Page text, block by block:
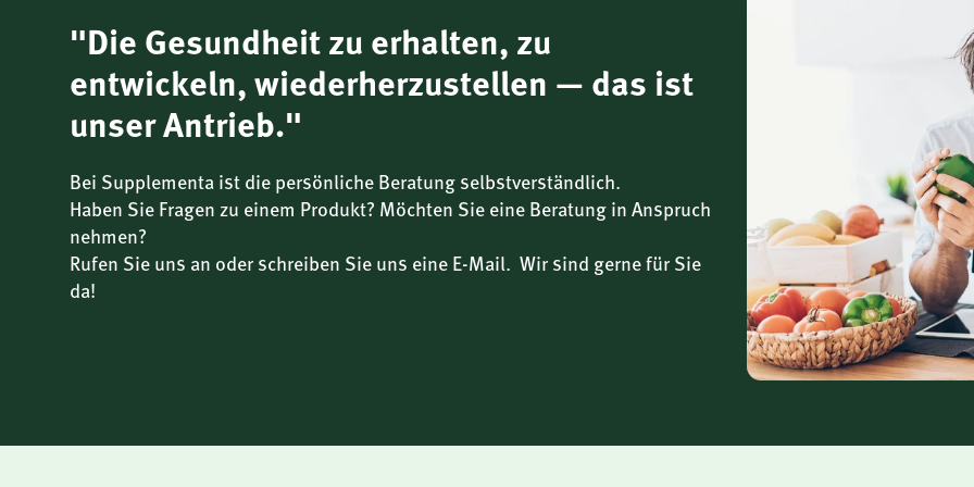
Immunsystem
Vitamin C trägt zu einer normalen Funktion des Immunsystems bei – auch während
und nach intensiver körperlicher Betätigung.
Zellschutz
Vitamin C trägt dazu bei, die Zellen vor oxidativem Stress zu schützen und unterstützt
"Die Gesundheit zu erhalten, zu
entwickeln, wiederherzustellen — das ist
unser Antrieb."
Bei Supplementa ist die persönliche Beratung selbstverständlich.
Haben Sie Fragen zu einem Produkt? Möchten Sie eine Beratung in Anspruch
nehmen?
Rufen Sie uns an oder schreiben Sie uns eine E-Mail. Wir sind gerne für Sie
da!